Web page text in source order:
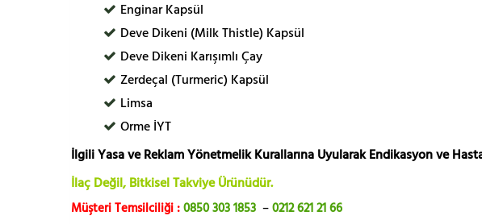
Enginar Kapsül
Deve Dikeni (Milk Thistle) Kapsül
Deve Dikeni Karışımlı Çay
Zerdeçal (Turmeric) Kapsül
Limsa
Orme İYT
İlgili Yasa ve Reklam Yönetmelik Kurallarına Uyularak Endikasyon ve
İlaç Değil, Bitkisel Takviye Ürünüdür.
Müşteri Temsilciliği :0850 303 1853 –0212 621 21 66